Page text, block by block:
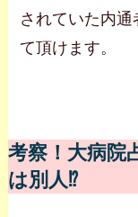
されていた内
て頂けます。
考察！大病院
は別人⁉